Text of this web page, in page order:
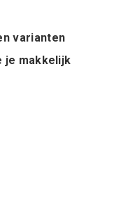
varianten
je makkelijk